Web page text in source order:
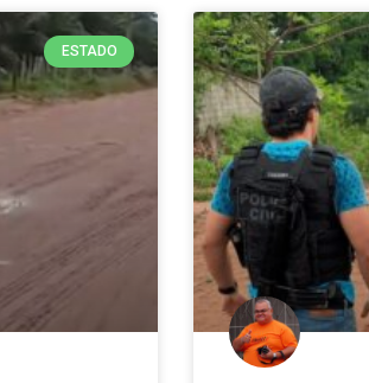
ESTADO